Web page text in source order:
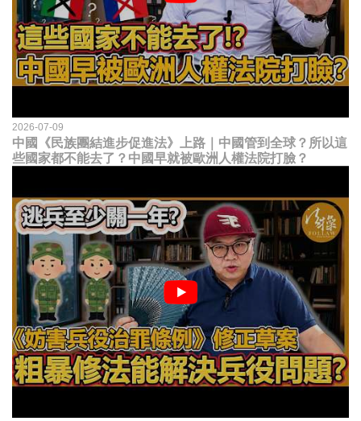
2026-07-09
中國《民族團結進步促進法》上路｜中國管到全球？所以這
些國家都不能去了？中國早就被歐洲人權法院打臉？